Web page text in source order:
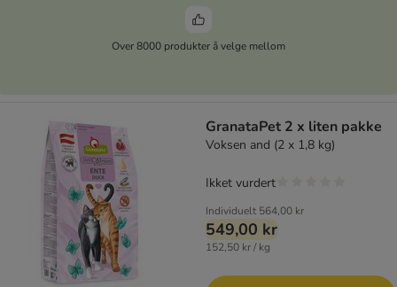
Over 8000 produkter å velge mellom
GranataPet 2 x liten pakke
Voksen and (2 x 1,8 kg)
Individuelt 564,00 kr
549,00 kr
152,50 kr / kg
Ikket vurdert